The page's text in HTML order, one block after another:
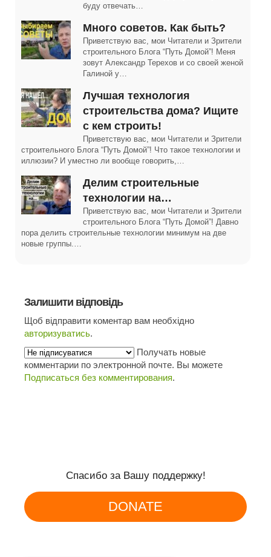
буду отвечать…
Много советов. Как быть?
Приветствую вас, мои Читатели и Зрители
строительного Блога “Путь Домой”! Меня
зовут Александр Терехов и со своей женой
Галиной у…
Лучшая технология
строительства дома? Ищите
с кем строить!
Приветствую вас, мои Читатели и Зрители
строительного Блога “Путь Домой”! Что такое технологии и
иллюзии? И уместно ли вообще говорить,…
Делим строительные
технологии на…
Приветствую вас, мои Читатели и Зрители
строительного Блога “Путь Домой”! Давно
пора делить строительные технологии минимум на две
новые группы.…
Залишити відповідь
Щоб відправити коментар вам необхідно
авторизуватись.
Получать новые
комментарии по электронной почте. Вы можете
Подписаться без комментирования.
Спасибо за Вашу поддержку!
DONATE